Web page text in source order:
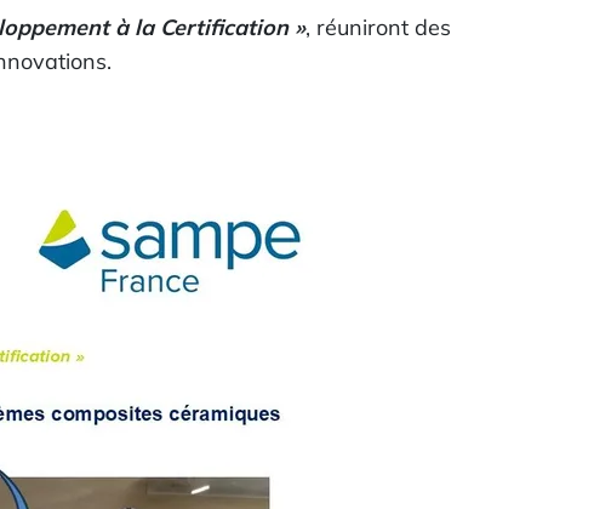
à la Certification », réuniront des